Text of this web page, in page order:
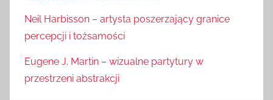
Neil Harbisson – artysta poszerzający granice
percepcji i tożsamości
Eugene J. Martin – wizualne partytury w
przestrzeni abstrakcji